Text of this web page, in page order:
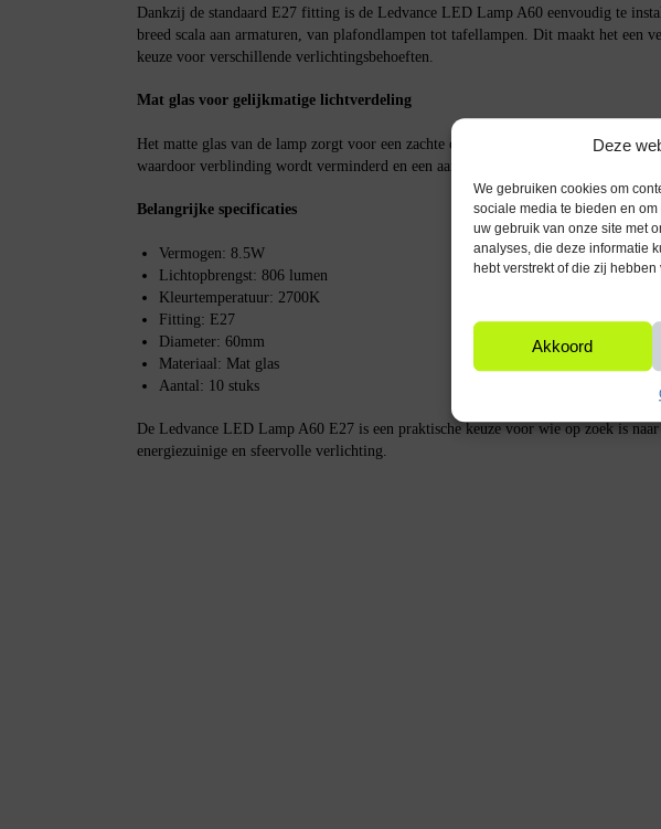
Deze
We gebruiken cookies om
sociale media te bieden en
uw gebruik van onze site met
analyses, die deze informatie
hebt verstrekt of die zij
Akkoord
Dankzij de standaard E27 fitting is de Ledvance LED Lamp A60 eenvoudig te
breed scala aan armaturen, van plafondlampen tot tafellampen. Dit maakt het een
keuze voor verschillende verlichtingsbehoeften.
Mat glas voor gelijkmatige lichtverdeling
Het matte glas van de lamp zorgt voor een zachte en gelijkmatige verspreiding van
waardoor verblinding wordt verminderd en een aangename verlichtingservaring
Belangrijke specificaties
Vermogen: 8.5W
Lichtopbrengst: 806 lumen
Kleurtemperatuur: 2700K
Fitting: E27
Diameter: 60mm
Materiaal: Mat glas
Aantal: 10 stuks
De Ledvance LED Lamp A60 E27 is een praktische keuze voor wie op zoek is naar
energiezuinige en sfeervolle verlichting.